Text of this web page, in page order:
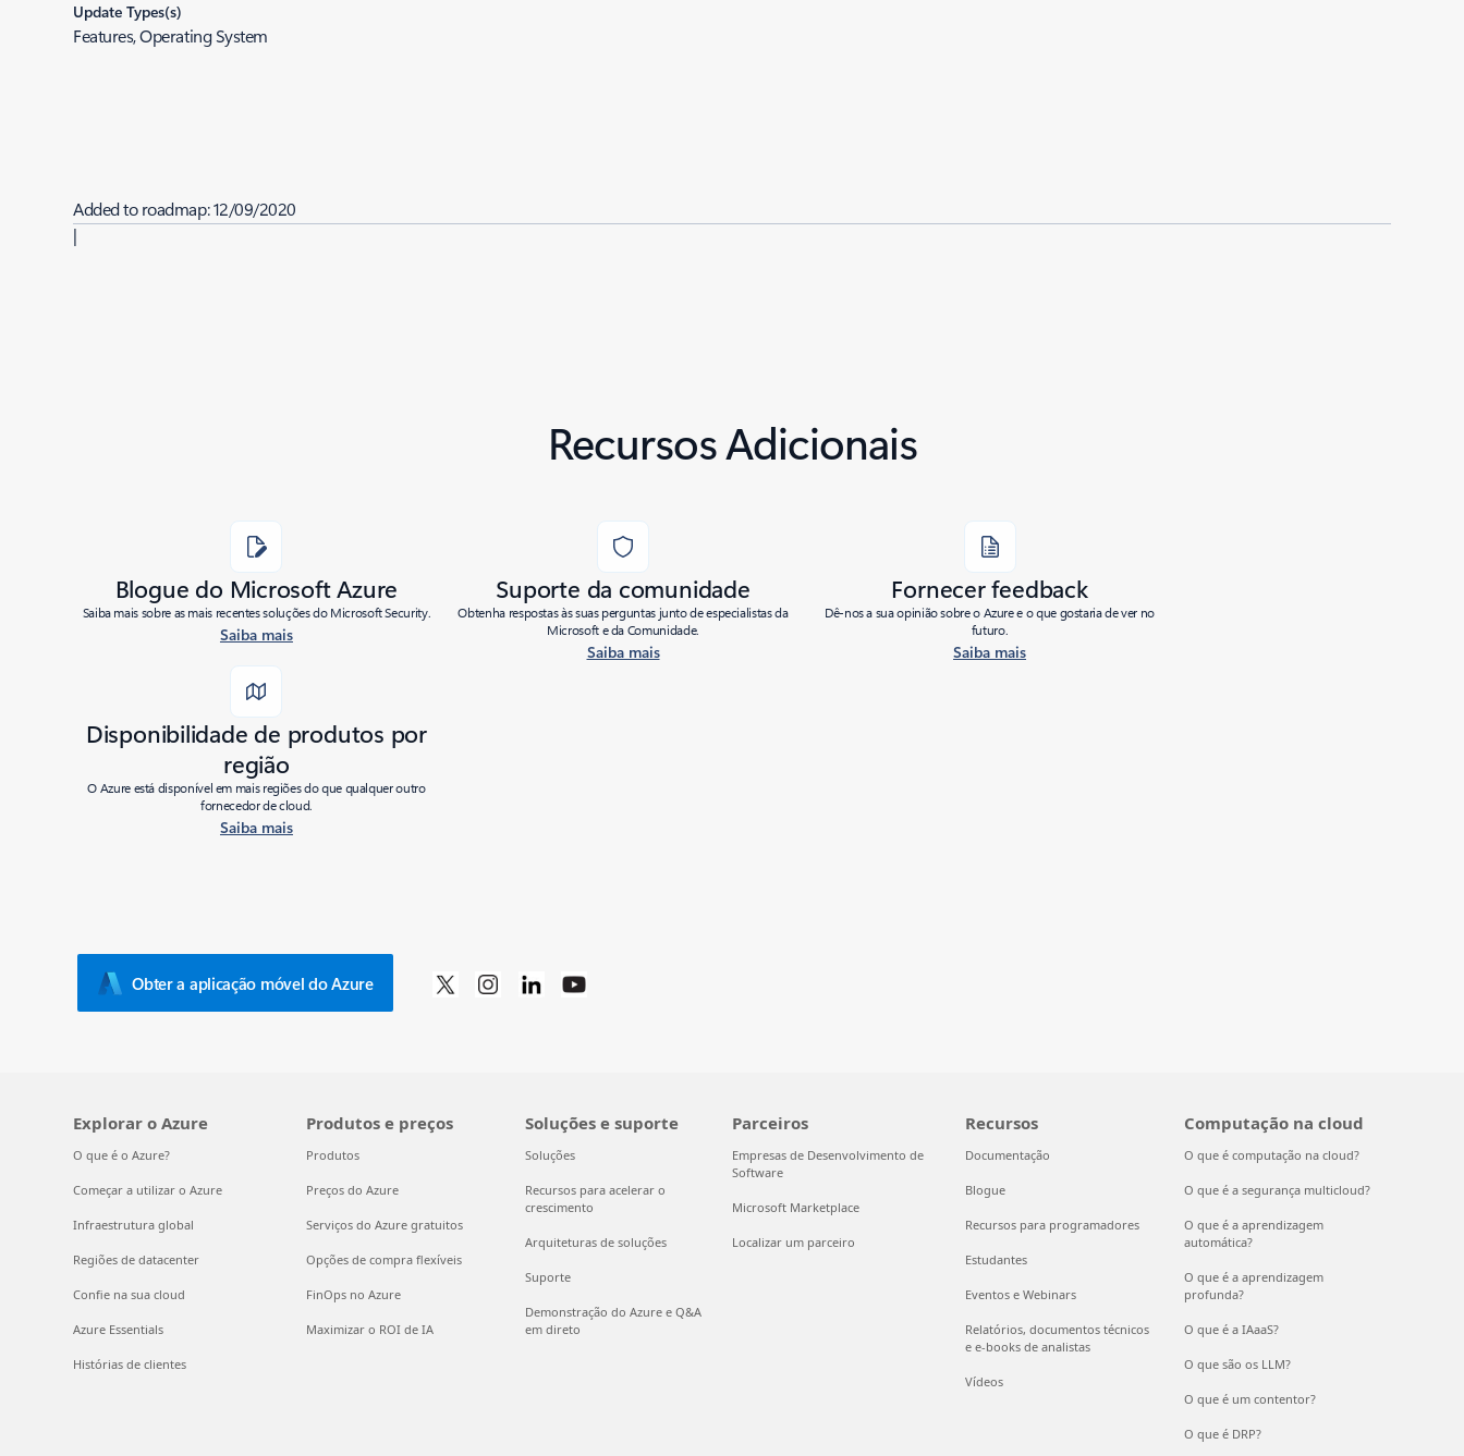
Update Types(s)
Features, Operating System
Added to roadmap:12/09/2020
|
Recursos Adicionais
Blogue do Microsoft Azure
Saiba mais sobre as mais recentes soluções do Microsoft Security.
Saiba mais
Suporte da comunidade
Obtenha respostas às suas perguntas junto de especialistas da
Microsoft e da Comunidade.
Saiba mais
Fornecer feedback
Dê-nos a sua opinião sobre o Azure e o que gostaria de ver no
futuro.
Saiba mais
Disponibilidade de produtos por
região
O Azure está disponível em mais regiões do que qualquer outro
fornecedor de cloud.
Saiba mais
Obter a aplicação móvel do Azure
Explorar o Azure
O que é o Azure?
Começar a utilizar o Azure
Infraestrutura global
Regiões de datacenter
Confie na sua cloud
Azure Essentials
Histórias de clientes
Produtos e preços
Produtos
Preços do Azure
Serviços do Azure gratuitos
Opções de compra flexíveis
FinOps no Azure
Maximizar o ROI de IA
Soluções e suporte
Soluções
Recursos para acelerar o
crescimento
Arquiteturas de soluções
Suporte
Demonstração do Azure e Q&A
em direto
Parceiros
Empresas de Desenvolvimento de
Software
Microsoft Marketplace
Localizar um parceiro
Recursos
Documentação
Blogue
Recursos para programadores
Estudantes
Eventos e Webinars
Relatórios, documentos técnicos
e e-books de analistas
Vídeos
Computação na cloud
O que é computação na cloud?
O que é a segurança multicloud?
O que é a aprendizagem
automática?
O que é a aprendizagem
profunda?
O que é a IAaaS?
O que são os LLM?
O que é um contentor?
O que é DRP?